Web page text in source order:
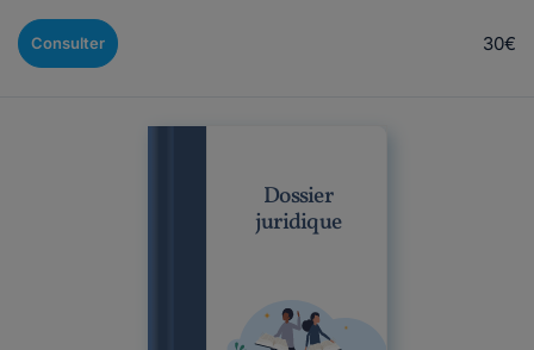
Consulter 30€
Dossier
juridique